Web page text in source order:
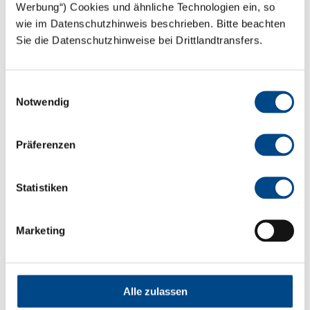
Werbung“) Cookies und ähnliche Technologien ein, so
wie im Datenschutzhinweis beschrieben. Bitte beachten
Sie die Datenschutzhinweise bei Drittlandtransfers.
Notwendig
Präferenzen
Statistiken
Marketing
Alle zulassen
Fax: +49 40 / 797172 - 270
Managers authorized to represent GBA:
Company register: Hamburg HRB 169762
342999183
euphorika communications
22765 Hamburg
Tel.: +49 40 / 28419359-0